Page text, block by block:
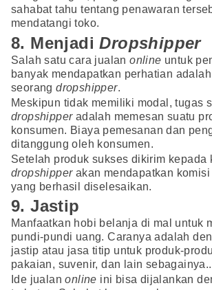
sahabat tahu tentang penawaran
mendatangi toko.
8. MenjadiDropshipper
Salah satu cara jualanonline untuk
banyak mendapatkan perhatian
seorangdropshipper.
Meskipun tidak memiliki modal, tugas
dropshipperadalah memesan suatu
konsumen. Biaya pemesanan dan
ditanggung oleh konsumen.
Setelah produk sukses dikirim kepada
dropshipperakan mendapatkan
yang berhasil diselesaikan.
9. Jastip
Manfaatkan hobi belanja di mal untuk
pundi-pundi uang. Caranya adalah
jastip atau jasa titip untuk produk-
pakaian, suvenir, dan lain sebagainya..
Ide jualanonline ini bisa dijalankan